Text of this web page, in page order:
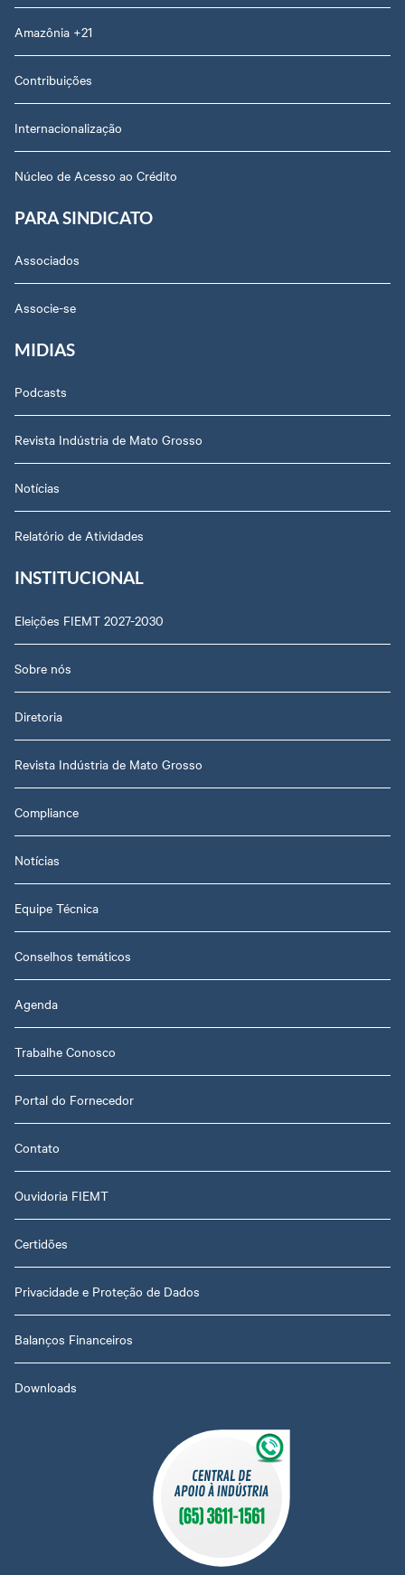
Amazônia +21
Contribuições
Internacionalização
Núcleo de Acesso ao Crédito
PARA SINDICATO
Associados
Associe-se
MIDIAS
Podcasts
Revista Indústria de Mato Grosso
Notícias
Relatório de Atividades
INSTITUCIONAL
Eleições FIEMT 2027-2030
Sobre nós
Diretoria
Revista Indústria de Mato Grosso
Compliance
Notícias
Equipe Técnica
Conselhos temáticos
Agenda
Trabalhe Conosco
Portal do Fornecedor
Contato
Ouvidoria FIEMT
Certidões
Privacidade e Proteção de Dados
Balanços Financeiros
Downloads